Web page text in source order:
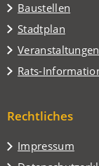
Baustellen
Stadtplan
(Öffnet
in
einem
neuen
(Öffnet
in
einem
Tab)
Rats-
(Öffnet
neuen
Rechtliches
Impressum